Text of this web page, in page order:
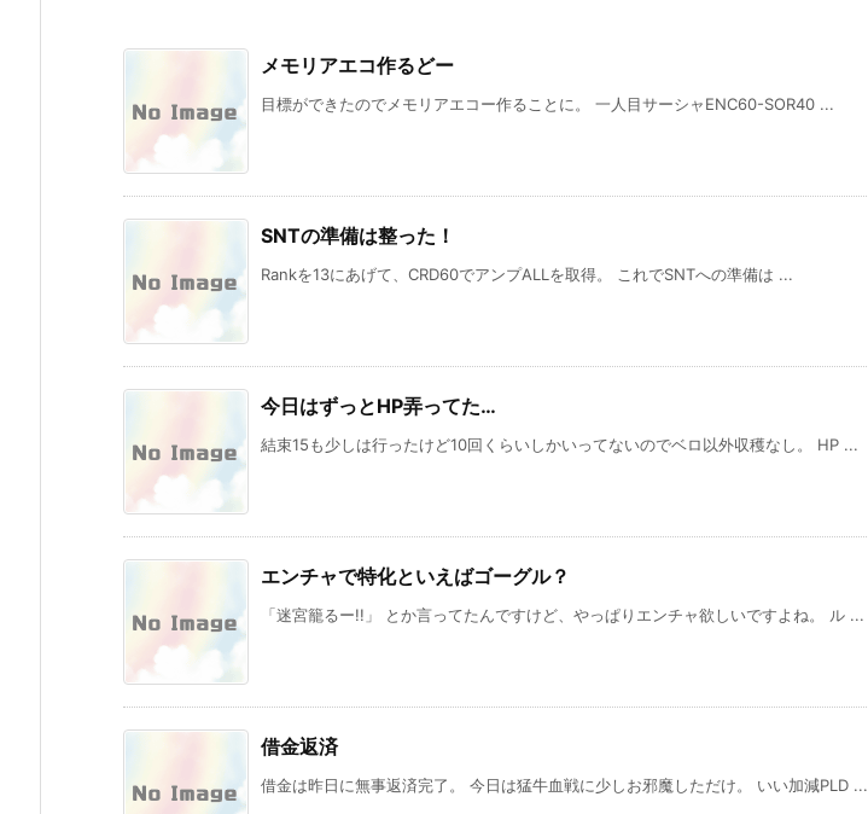
メモリアエコ作るどー
目標ができたのでメモリアエコー作ることに。 一人目サーシャENC60-SOR40 ...
SNTの準備は整った！
Rankを13にあげて、CRD60でアンプALLを取得。 これでSNTへの準備は ...
今日はずっとHP弄ってた…
結束15も少しは行ったけど10回くらいしかいってないのでベロ以外収穫なし。 HP ...
エンチャで特化といえばゴーグル？
「迷宮籠るー!!」 とか言ってたんですけど、やっぱりエンチャ欲しいですよね。 ル ...
借金返済
借金は昨日に無事返済完了。 今日は猛牛血戦に少しお邪魔しただけ。 いい加減PLD ...